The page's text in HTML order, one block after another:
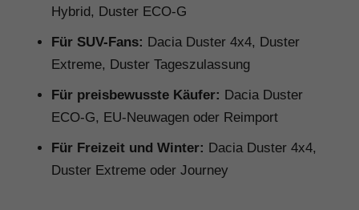
Hybrid, Duster ECO-G
Für SUV-Fans: Dacia Duster 4x4, Duster
Extreme, Duster Tageszulassung
Für preisbewusste Käufer: Dacia Duster
ECO-G, EU-Neuwagen oder Reimport
Für Freizeit und Winter: Dacia Duster 4x4,
Duster Extreme oder Journey